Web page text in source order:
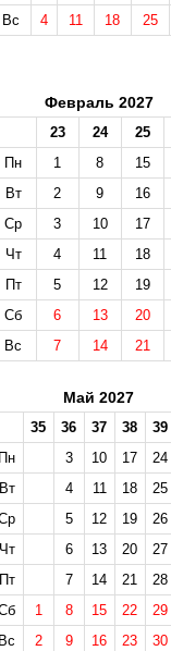
Вс
4 11 18 25
Февраль 2027
23 24
25
Пн
1 8
15
Вт
2 9
16
Ср
3 10
17
Чт
4 11
18
Пт
5 12
19
Сб
6 13
20
Вс
7 14 21
Май 2027
35 36 37 38
39
Пн
3 10 17
24
Вт
4 11 18
25
5 12 19
26
Чт
6 13 20
27
Пт
7 14 21
28
1 8 15 22
29
Вс
2 9 16 23 30